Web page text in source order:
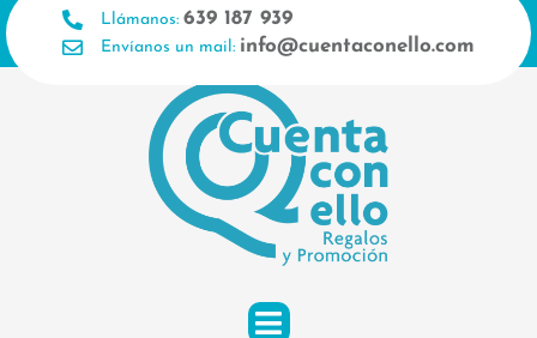
Ir
al
contenido
Llámanos: 639 187 939
Envíanos un mail: info@cuentaconello.com